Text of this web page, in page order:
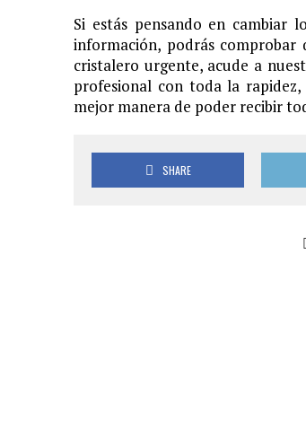
Si estás pensando en cambiar
información, podrás comprobar
cristalero urgente, acude a
profesional con toda la
mejor manera de poder recibir
SHARE